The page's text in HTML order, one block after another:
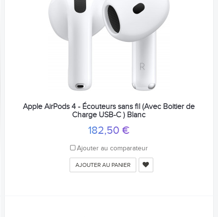
Apple AirPods 4 - Écouteurs sans fil (Avec Boitier de
Charge USB-C ) Blanc
182,50 €
Ajouter au comparateur
AJOUTER AU PANIER